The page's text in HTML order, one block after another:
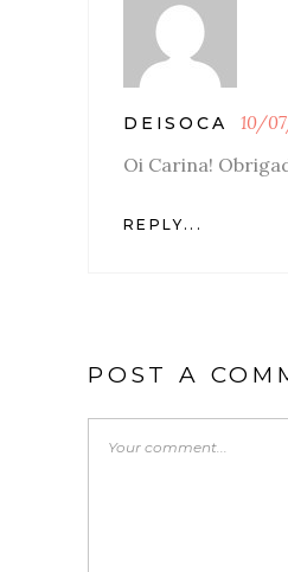
DEISOCA 10/
Oi Carina!
REPLY...
POST A